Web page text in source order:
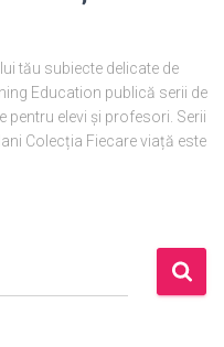
tău subiecte delicate de
Education publică serii de
elevi și profesori. Serii
Colecția Fiecare viață este